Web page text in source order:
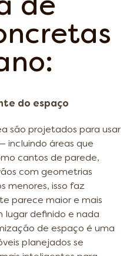
de
do espaço
são projetados para usar
incluindo áreas que
cantos de parede,
com geometrias
menores, isso faz
parece maior e mais
lugar definido e nada
de espaço é uma
planejados se